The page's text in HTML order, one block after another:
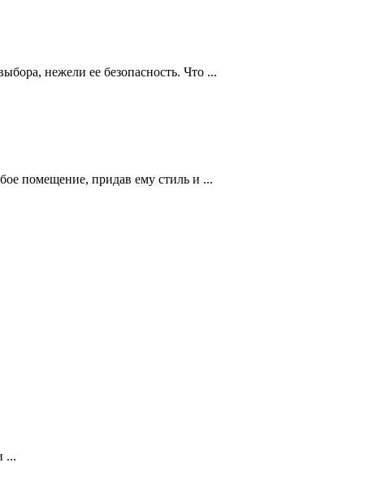
нежели ее безопасность. Что ...
помещение, придав ему стиль и ...
...